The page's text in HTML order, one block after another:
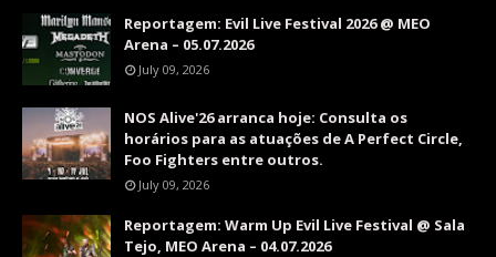
Reportagem: Evil Live Festival 2026 @ MEO
Arena – 05.07.2026
July 09, 2026
NOS Alive'26 arranca hoje: Consulta os
horários para as atuações de A Perfect Circle,
Foo Fighters entre outros.
July 09, 2026
Reportagem: Warm Up Evil Live Festival @ Sala
Tejo, MEO Arena – 04.07.2026